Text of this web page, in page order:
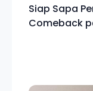
Siap Sapa
Comeback